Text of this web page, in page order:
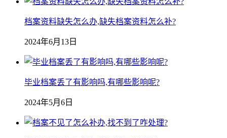
档案资料缺失怎么办,缺失档案资料怎么补?
2024年6月13日
毕业档案丢了有影响吗,有哪些影响呢?
2024年5月6日